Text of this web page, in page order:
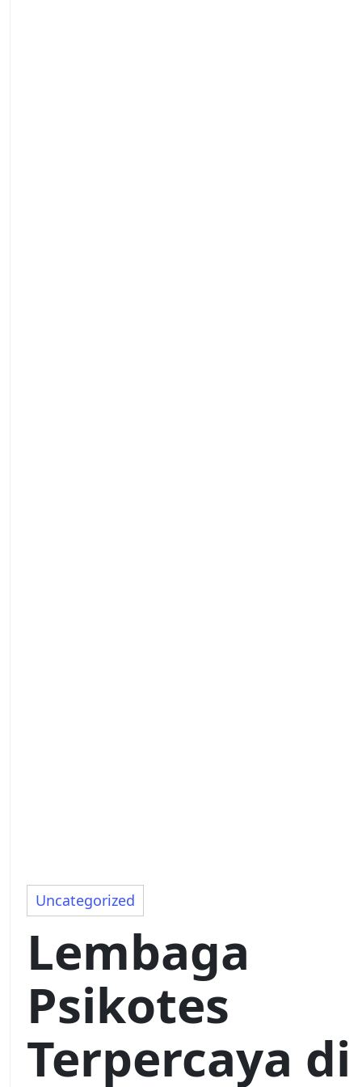
Uncategorized
Lembaga
Psikotes
Terpercaya di